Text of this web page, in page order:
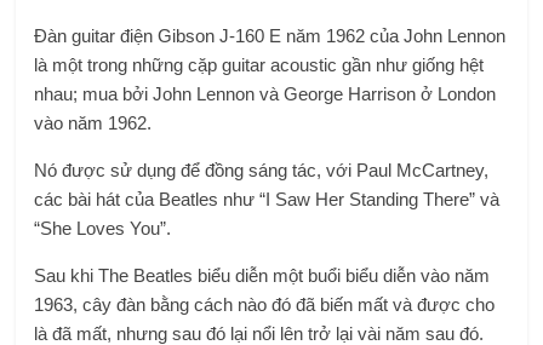
Đàn guitar điện Gibson J-160 E năm 1962 của John Lennon
là một trong những cặp guitar acoustic gần như giống hệt
nhau; mua bởi John Lennon và George Harrison ở London
vào năm 1962.
Nó được sử dụng để đồng sáng tác, với Paul McCartney,
các bài hát của Beatles như “I Saw Her Standing There” và
“She Loves You”.
Sau khi The Beatles biểu diễn một buổi biểu diễn vào năm
1963, cây đàn bằng cách nào đó đã biến mất và được cho
là đã mất, nhưng sau đó lại nổi lên trở lại vài năm sau đó.